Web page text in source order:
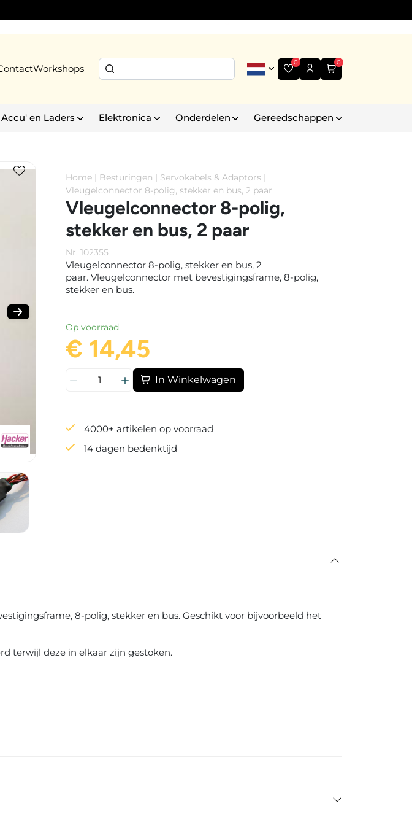
Informatie +31 (0)6 30 35 43 99
Workshops
0 0
Accu' en Laders Elektronica Onderdelen Gereedschappen
Home | Besturingen | Servokabels & Adaptors |
Vleugelconnector 8-polig, stekker en bus, 2 paar
Vleugelconnector 8-polig,
stekker en bus, 2 paar
Nr. 102355
Vleugelconnector 8-polig, stekker en bus, 2
paar. Vleugelconnector met bevestigingsframe, 8-polig,
stekker en bus.
Op voorraad
€ 14,45
In Winkelwagen
4000+ artikelen op voorraad
14 dagen bedenktijd
8-polig, stekker en bus. Geschikt voor bijvoorbeeld het
terwijl deze in elkaar zijn gestoken.